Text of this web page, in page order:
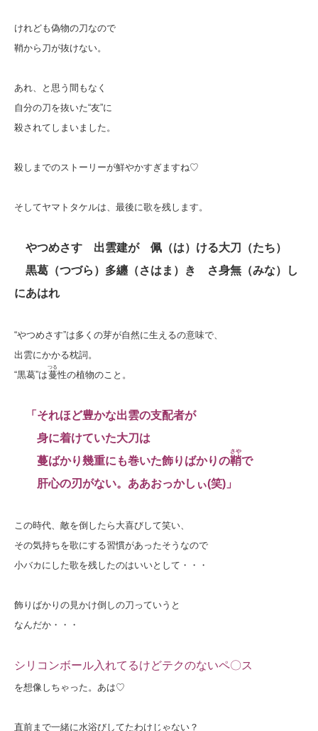
けれども偽物の刀なので
鞘から刀が抜けない。
あれ、と思う間もなく
自分の刀を抜いた“友”に
殺されてしまいました。
殺しまでのストーリーが鮮やかすぎますね♡
そしてヤマトタケルは、最後に歌を残します。
やつめさす 出雲建が 佩（は）ける大刀（たち）
黒葛（つづら）多纏（さはま）き さ身無（みな）し
にあはれ
“やつめさす”は多くの芽が自然に生えるの意味で、
出雲にかかる枕詞。
“黒葛”は蔓
つる
性の植物のこと。
「それほど豊かな出雲の支配者が
身に着けていた大刀は
蔓ばかり幾重にも巻いた飾りばかりの鞘
さや
で
肝心の刃がない。ああおっかしぃ(笑)」
この時代、敵を倒したら大喜びして笑い、
その気持ちを歌にする習慣があったそうなので
小バカにした歌を残したのはいいとして・・・
飾りばかりの見かけ倒しの刀っていうと
なんだか・・・
シリコンボール入れてるけどテクのないペ〇ス
を想像しちゃった。あは♡
直前まで一緒に水浴びしてたわけじゃない？